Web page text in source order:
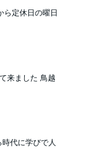
定休日の曜日
来ました 鳥越
代に学びで人